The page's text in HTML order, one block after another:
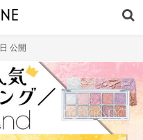
公開